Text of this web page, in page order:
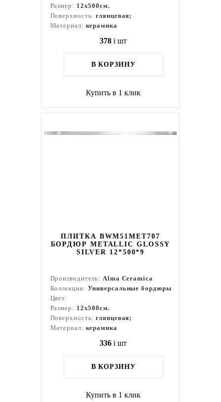
Размер: 12x500см.
Поверхность:глянцевая;
Материал: керамика
378 i шт
В КОРЗИНУ
Купить в 1 клик
ПЛИТКА BWM51MET707
БОРДЮР METALLIC GLOSSY
SILVER 12*500*9
Производитель:Alma Ceramica
Коллекция: Универсальные бордюры
Цвет:
Размер: 12x500см.
Поверхность:глянцевая;
Материал: керамика
336 i шт
В КОРЗИНУ
Купить в 1 клик